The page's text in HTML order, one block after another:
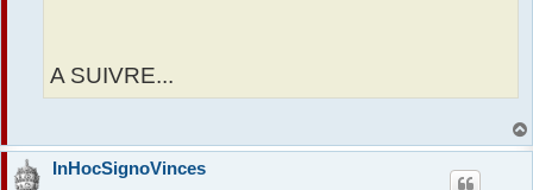
A SUIVRE...
InHocSignoVinces